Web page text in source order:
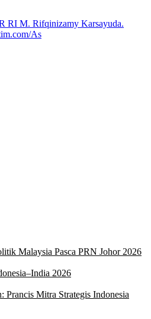
Malaysia Pasca PRN Johor 2026
2026
Prancis Mitra Strategis Indonesia